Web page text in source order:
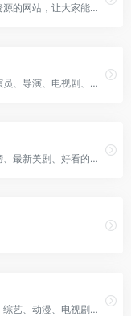
青麦是一个能够聚合全网最新优质影视资源的网站，让大家能更方便的找到想要的资源。
专业电影搜索引擎，用户通过电影名、演员、导演、电视剧、动漫等关键词进行搜索，直达电影资源站，让电影搜索更高效、更便捷、更精准！
最新电影在线看、美剧天堂、电影排行榜、最新美剧、好看的影视在线观看
电影在线网，分享最新电影，高清电影、综艺、动漫、电视剧、韩剧、​港剧、台剧、泰剧、欧美剧、日剧等在线观看！